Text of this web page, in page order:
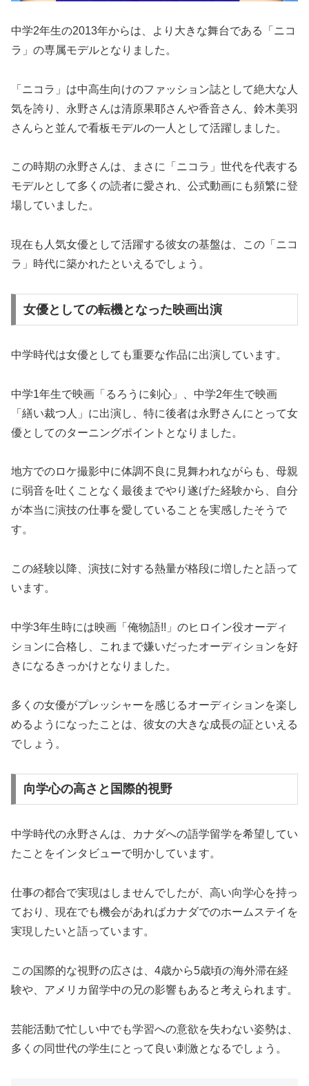
中学2年生の2013年からは、より大きな舞台である「ニコ
ラ」の専属モデルとなりました。
「ニコラ」は中高生向けのファッション誌として絶大な人
気を誇り、永野さんは清原果耶さんや香音さん、鈴木美羽
さんらと並んで看板モデルの一人として活躍しました。
この時期の永野さんは、まさに「ニコラ」世代を代表する
モデルとして多くの読者に愛され、公式動画にも頻繁に登
場していました。
現在も人気女優として活躍する彼女の基盤は、この「ニコ
ラ」時代に築かれたといえるでしょう。
女優としての転機となった映画出演
中学時代は女優としても重要な作品に出演しています。
中学1年生で映画「るろうに剣心」、中学2年生で映画
「繕い裁つ人」に出演し、特に後者は永野さんにとって女
優としてのターニングポイントとなりました。
地方でのロケ撮影中に体調不良に見舞われながらも、母親
に弱音を吐くことなく最後までやり遂げた経験から、自分
が本当に演技の仕事を愛していることを実感したそうで
す。
この経験以降、演技に対する熱量が格段に増したと語って
います。
中学3年生時には映画「俺物語!!」のヒロイン役オーディ
ションに合格し、これまで嫌いだったオーディションを好
きになるきっかけとなりました。
多くの女優がプレッシャーを感じるオーディションを楽し
めるようになったことは、彼女の大きな成長の証といえる
でしょう。
向学心の高さと国際的視野
中学時代の永野さんは、カナダへの語学留学を希望してい
たことをインタビューで明かしています。
仕事の都合で実現はしませんでしたが、高い向学心を持っ
ており、現在でも機会があればカナダでのホームステイを
実現したいと語っています。
この国際的な視野の広さは、4歳から5歳頃の海外滞在経
験や、アメリカ留学中の兄の影響もあると考えられます。
芸能活動で忙しい中でも学習への意欲を失わない姿勢は、
多くの同世代の学生にとって良い刺激となるでしょう。